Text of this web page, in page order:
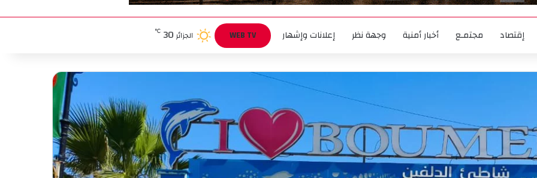
إقتصاد مجتمـع أخبار أمنية وجهة نظر إعلانات وإشهار WEB TV الجزائر 30
℃